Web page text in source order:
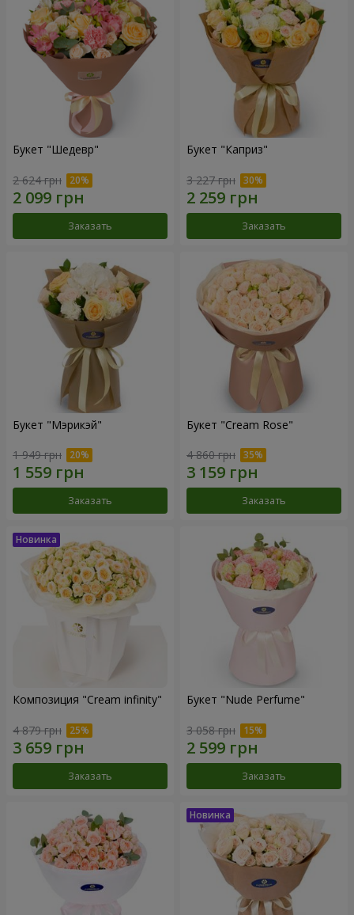
Букет "Шедевр"
2 624 грн
Заказать
Букет "Каприз"
3 227 грн
Заказать
Букет "Мэрикэй"
1 949 грн
Заказать
Букет "Cream Rose"
4 860 грн
Заказать
Композиция "Cream infinity"
4 879 грн
Заказать
Букет "Nude Perfume"
3 058 грн
Заказать